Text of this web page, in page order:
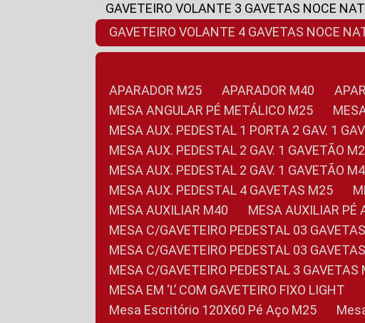
GAVETEIRO VOLANTE 3 GAVETAS NOCE
GAVETEIRO VOLANTE 4 GAVETAS NOCE
APARADOR M25
APARADOR M40
MESA ANGULAR PÉ METÁLICO M25
MESA AUX. PEDESTAL 1 PORTA 2 GAV. 1
MESA AUX. PEDESTAL 2 GAV. 1 GAVETÃO
MESA AUX. PEDESTAL 2 GAV. 1 GAVETÃO
MESA AUX. PEDESTAL 4 GAVETAS M25
MESA AUXILIAR M40
MESA AUXILIAR
MESA C/GAVETEIRO PEDESTAL 03
MESA C/GAVETEIRO PEDESTAL 03
MESA C/GAVETEIRO PEDESTAL 3 GAVETAS
MESA EM ‘L’ COM GAVETEIRO FIXO LIGHT
Mesa Escritório 120X60 Pé Aço M25